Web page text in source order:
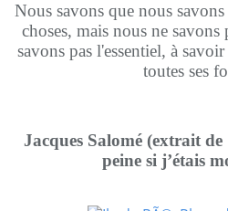
Nous savons que nous
choses, mais nous ne savons
savons pas l'essentiel, à
toutes ses
Jacques Salomé (extrait
peine si j’étais